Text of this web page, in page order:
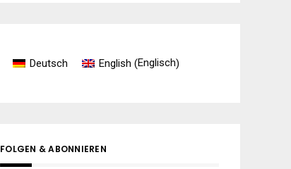
Deutsch English (Englisch)
FOLGEN & ABONNIEREN